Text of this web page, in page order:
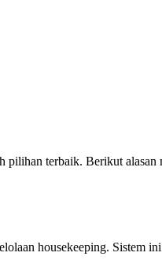
pilihan terbaik. Berikut alasan
housekeeping. Sistem